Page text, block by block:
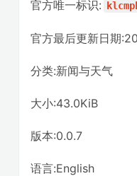
官方唯一标识:
官方最后更新日期
分类:新闻与天气
大小:43.0KiB
版本:0.0.7
语言:English